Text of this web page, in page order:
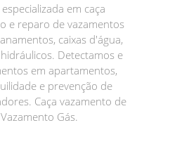
em caça
e reparo de vazamentos
caixas d'água,
Detectamos e
em apartamentos,
e prevenção de
Caça vazamento de
Gás.